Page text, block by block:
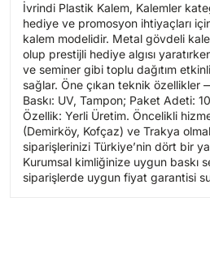
İvrindi Plastik Kalem, Kalemler
hediye ve promosyon ihtiyaçları
kalem modelidir. Metal gövdeli
olup prestijli hediye algısı
ve seminer gibi toplu dağıtım
sağlar. Öne çıkan teknik özellikler
Baskı: UV, Tampon; Paket Adeti:
Özellik: Yerli Üretim. Öncelikli
(Demirköy, Kofçaz) ve Trakya
siparişlerinizi Türkiye’nin dört bir
Kurumsal kimliğinize uygun baskı
siparişlerde uygun fiyat garantisi